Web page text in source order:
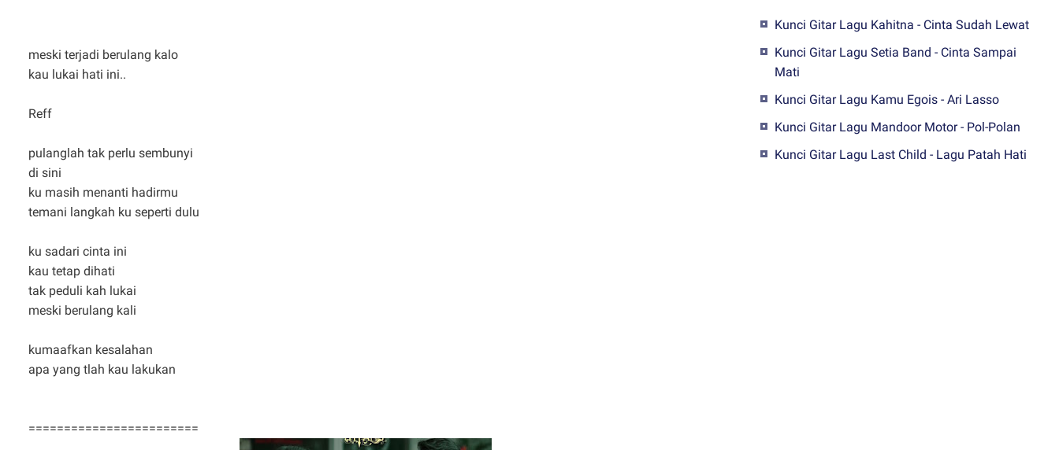
meski terjadi berulang kalo
kau lukai hati ini..
Reff
pulanglah tak perlu sembunyi
di sini
ku masih menanti hadirmu
temani langkah ku seperti dulu
ku sadari cinta ini
kau tetap dihati
tak peduli kah lukai
meski berulang kali
kumaafkan kesalahan
apa yang tlah kau lakukan
========================
Kunci Gitar Lagu Kahitna - Cinta Sudah Lewat
Kunci Gitar Lagu Setia Band - Cinta Sampai
Mati
Kunci Gitar Lagu Kamu Egois - Ari Lasso
Kunci Gitar Lagu Mandoor Motor - Pol-Polan
Kunci Gitar Lagu Last Child - Lagu Patah Hati